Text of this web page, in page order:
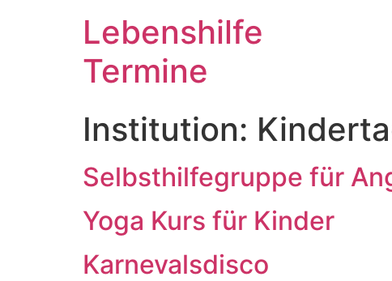
Lebenshilfe
Termine
Institution:
Selbsthilfegruppe für
Yoga Kurs für Kinder
Karnevalsdisco